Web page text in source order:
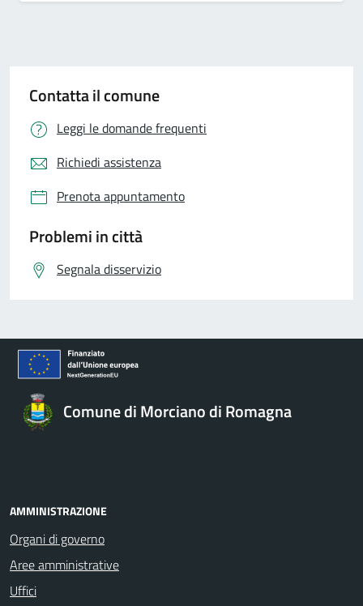
Contatta il comune
Leggi le domande frequenti
Richiedi assistenza
Prenota appuntamento
Problemi in città
Segnala disservizio
Comune di Morciano di Romagna
AMMINISTRAZIONE
Organi di governo
Aree amministrative
Uffici